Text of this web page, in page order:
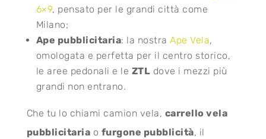
6×9, pensato per le grandi città come
Milano;
Ape pubblicitaria: la nostraApe Vela,
omologata e perfetta per il centro storico,
le aree pedonali e le ZTL dove i mezzi più
grandi non entrano.
Che tu lo chiami camion vela, carrello vela
pubblicitaria o furgone pubblicità, il